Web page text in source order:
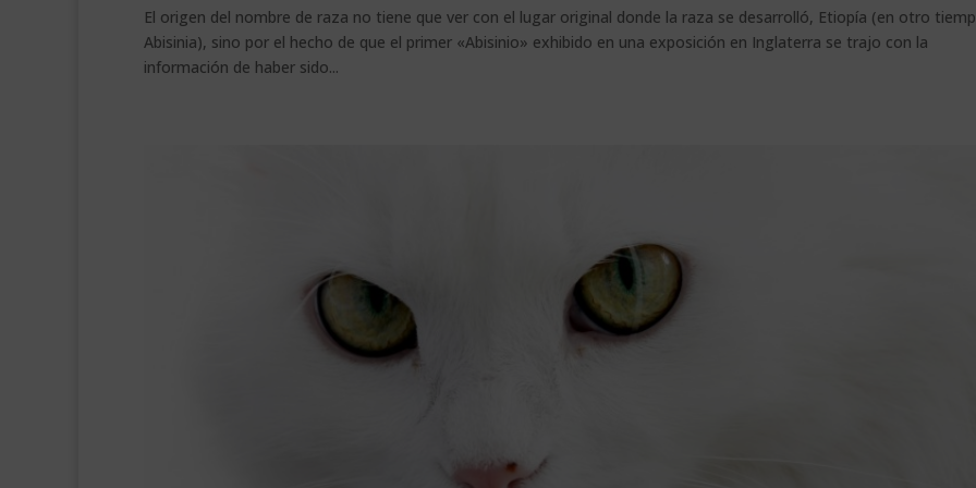
El origen del nombre de raza no tiene que ver con el lugar original donde la raza se desarrolló, Etiopía (en otro
Abisinia), sino por el hecho de que el primer «Abisinio» exhibido en una exposición en Inglaterra se trajo con la
información de haber sido...